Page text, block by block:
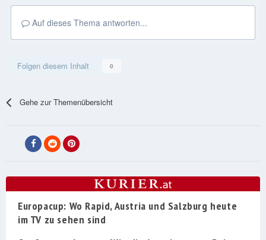
Auf dieses Thema antworten...
Folgen diesem Inhalt 0
Gehe zur Themenübersicht
Europacup: Wo Rapid, Austria und Salzburg heute
im TV zu sehen sind